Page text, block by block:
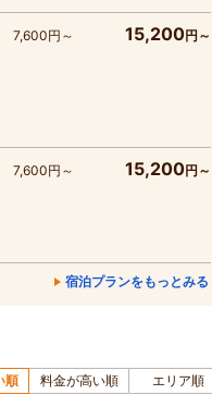
7,600円～ 15,200円～
7,600円～ 15,200円～
宿泊プランをもっとみる
順 料金が高い順 エリア順